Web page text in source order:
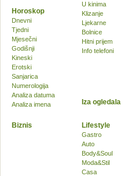
U kinima
Klizanje
Ljekarne
Bolnice
Hitni prijem
Info telefoni
Biznis Lifestyle
Gastro
Auto
Body&Soul
Moda&Stil
Casa
Horoskop
Dnevni
Tjedni
Mjesečni
Godišnji
Kineski
Erotski
Sanjarica
Numerologija
Analiza datuma
Analiza imena
Iza ogledala